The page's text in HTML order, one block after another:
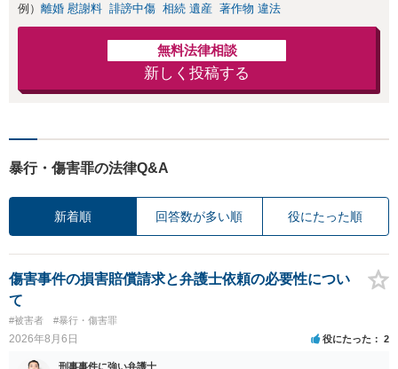
例） 離婚 慰謝料 誹謗中傷 相続 遺産 著作物 違法
無料法律相談
新しく投稿する
暴行・傷害罪の法律Q&A
新着順 回答数が多い順 役にたった順
傷害事件の損害賠償請求と弁護士依頼の必要性につい
て
#被害者 #暴行・傷害罪
2026年8月6日 役にたった 2
刑事事件に強い弁護士